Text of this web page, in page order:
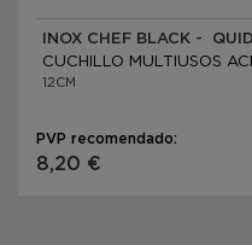
12CM
PVP recomendado:
8,20 €